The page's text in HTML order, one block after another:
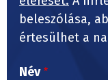
beleszólása,
értesülhet a
Név